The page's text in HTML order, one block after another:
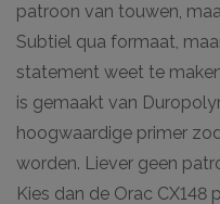
patroon van touwen,
Subtiel qua formaat,
statement weet te
is gemaakt van
hoogwaardige primer
worden. Liever geen
Kies dan de Orac CX148